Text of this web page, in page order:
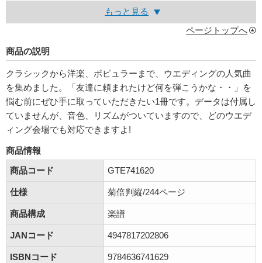
もっと見る
ページトップへ
商品の説明
クラシックから洋楽、ポピュラーまで、ウエディングの人気曲
を集めました。「友達に頼まれたけど何を弾こうかな・・」を
悩む前にぜひ手に取っていただきたい1冊です。データは付属し
ていませんが、音色、リズムがついていますので、どのウエデ
ィング会場でも対応できますよ!
商品情報
商品コード
GTE741620
仕様 菊倍判縦/244ページ
商品構成 楽譜
JANコード 4947817202806
ISBNコード 9784636741629